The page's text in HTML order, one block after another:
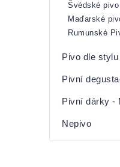
Švédské pivo
Maďarské
Rumunské
Pivo dle stylu
Pivní
Pivní dárky -
Nepivo